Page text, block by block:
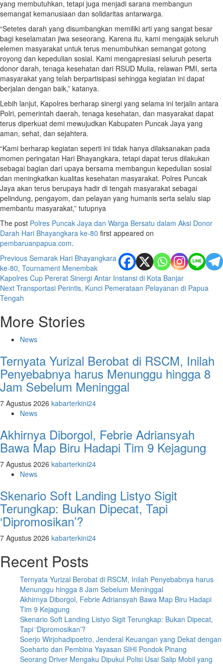
yang membutuhkan, tetapi juga menjadi sarana membangun
semangat kemanusiaan dan solidaritas antarwarga.
“Setetes darah yang disumbangkan memiliki arti yang sangat besar
bagi keselamatan jiwa seseorang. Karena itu, kami mengajak seluruh
elemen masyarakat untuk terus menumbuhkan semangat gotong
royong dan kepedulian sosial. Kami mengapresiasi seluruh peserta
donor darah, tenaga kesehatan dari RSUD Mulia, relawan PMI, serta
masyarakat yang telah berpartisipasi sehingga kegiatan ini dapat
berjalan dengan baik,” katanya.
Lebih lanjut, Kapolres berharap sinergi yang selama ini terjalin antara
Polri, pemerintah daerah, tenaga kesehatan, dan masyarakat dapat
terus diperkuat demi mewujudkan Kabupaten Puncak Jaya yang
aman, sehat, dan sejahtera.
“Kami berharap kegiatan seperti ini tidak hanya dilaksanakan pada
momen peringatan Hari Bhayangkara, tetapi dapat terus dilakukan
sebagai bagian dari upaya bersama membangun kepedulian sosial
dan meningkatkan kualitas kesehatan masyarakat. Polres Puncak
Jaya akan terus berupaya hadir di tengah masyarakat sebagai
pelindung, pengayom, dan pelayan yang humanis serta selalu siap
membantu masyarakat,” tutupnya
The post Polres Puncak Jaya dan Warga Bersatu dalam Aksi Donor
Darah Hari Bhayangkara ke-80 first appeared on
pembaruanpapua.com.
Post
navigation
Previous Semarak Hari Bhayangkara
ke-80, Tournament Menembak
Kapolres Cup Pererat Sinergi Antar Instansi di Kota Banjar
Next Transportasi Perintis, Kunci Pemerataan Pelayanan di Papua
Tengah
More Stories
News
Ternyata Yurizal Berobat di RSCM, Inilah
Penyebabnya harus Menunggu hingga 8
Jam Sebelum Meninggal
7 Agustus 2026 kabarterkini24
News
Akhirnya Diborgol, Febrie Adriansyah
Bawa Map Biru Hadapi Tim 9 Kejagung
7 Agustus 2026 kabarterkini24
News
Skenario Soft Landing Listyo Sigit
Terungkap: Bukan Dipecat, Tapi
‘Dipromosikan’?
7 Agustus 2026 kabarterkini24
Recent Posts
Ternyata Yurizal Berobat di RSCM, Inilah Penyebabnya harus
Menunggu hingga 8 Jam Sebelum Meninggal
Akhirnya Diborgol, Febrie Adriansyah Bawa Map Biru Hadapi
Tim 9 Kejagung
Skenario Soft Landing Listyo Sigit Terungkap: Bukan Dipecat,
Tapi ‘Dipromosikan’?
Soerjo Wirjohadipoetro, Jenderal Keuangan yang Dekat dengan
Soeharto dan Pembina Yayasan SIHI Pondok Pinang
Seorang Driver Mengaku Dipukul Polisi Usai Salip Mobil yang